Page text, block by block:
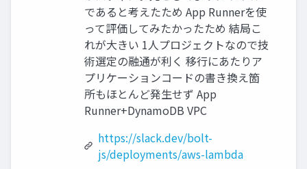
であると考えたため App Runnerを使
って評価してみたかったため 結局こ
れが大きい 1人プロジェクトなので技
術選定の融通が利く 移行にあたりア
プリケーションコードの書き換え箇
所もほとんど発生せず App
Runner+DynamoDB VPC
https://slack.dev/bolt-
js/deployments/aws-lambda